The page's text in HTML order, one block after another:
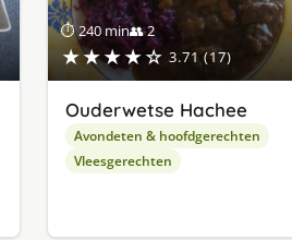
⏱ 240 min👥 2
★★★★☆ 3.71 (17)
Ouderwetse Hachee
Avondeten & hoofdgerechten
Vleesgerechten